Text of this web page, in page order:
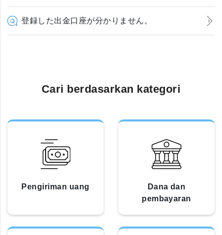
登録した出金口座が分かりません。
Cari berdasarkan kategori
Pengiriman uang
Dana dan
pembayaran